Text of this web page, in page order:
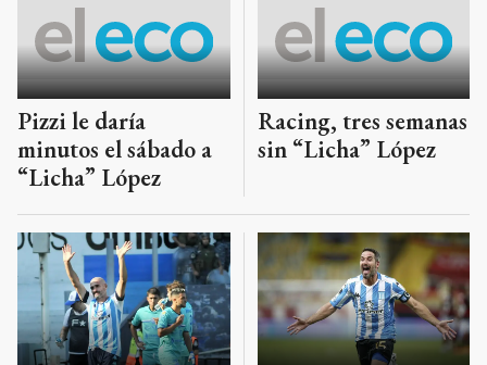
Pizzi le daría
minutos el sábado a
“Licha” López
Racing, tres semanas
sin “Licha” López